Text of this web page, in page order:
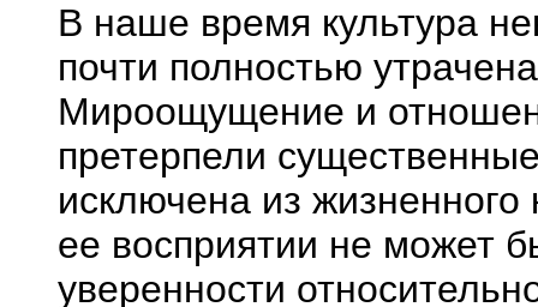
В наше время культура
почти полностью
Мироощущение и
претерпели
исключена из
ее восприятии не может
уверенности